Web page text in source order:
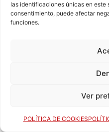
las identificaciones únicas en este
consentimiento, puede afectar
funciones.
Ver
POLÍTICA DE COOKIES
TEMPORADA 2006-07